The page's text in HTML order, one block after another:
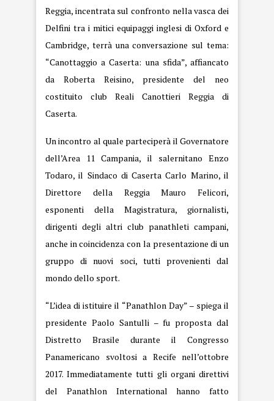
Reggia, incentrata sul confronto nella vasca dei
Delfini tra i mitici equipaggi inglesi di Oxford e
Cambridge, terrà una conversazione sul tema:
“Canottaggio a Caserta: una sfida”, affiancato
da Roberta Reisino, presidente del neo
costituito club Reali Canottieri Reggia di
Caserta.
Un incontro al quale parteciperà il Governatore
dell’Area 11 Campania, il salernitano Enzo
Todaro, il Sindaco di Caserta Carlo Marino, il
Direttore della Reggia Mauro Felicori,
esponenti della Magistratura, giornalisti,
dirigenti degli altri club panathleti campani,
anche in coincidenza con la presentazione di un
gruppo di nuovi soci, tutti provenienti dal
mondo dello sport.
“L’idea di istituire il “Panathlon Day” – spiega il
presidente Paolo Santulli – fu proposta dal
Distretto Brasile durante il Congresso
Panamericano svoltosi a Recife nell’ottobre
2017. Immediatamente tutti gli organi direttivi
del Panathlon International hanno fatto